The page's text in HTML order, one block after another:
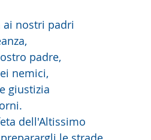
ai nostri padri
padre,
nemici,
giustizia
dell'Altissimo